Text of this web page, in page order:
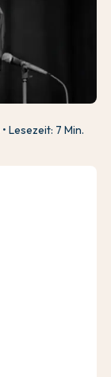
Lesezeit: 7 Min.